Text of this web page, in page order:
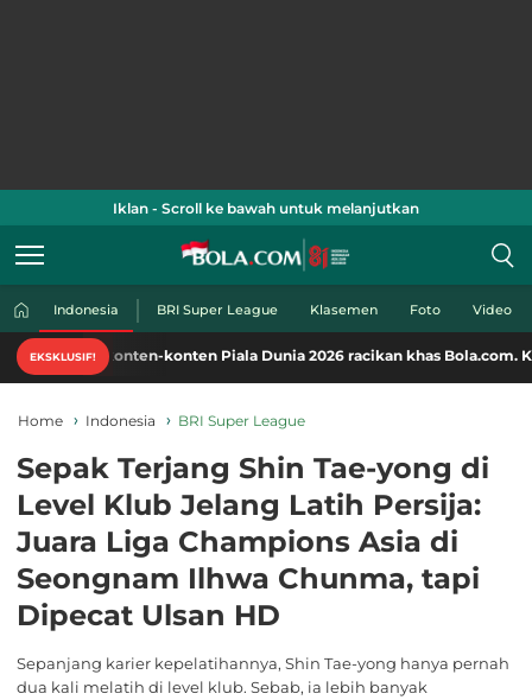
Iklan - Scroll ke bawah untuk melanjutkan
Indonesia BRI Super League Klasemen Foto Video
EKSKLUSIF!
konten Piala Dunia 2026 racikan khas Bola.com. Klik di sini!
Home Indonesia BRI Super League
Sepak Terjang Shin Tae-yong di
Level Klub Jelang Latih Persija:
Juara Liga Champions Asia di
Seongnam Ilhwa Chunma, tapi
Dipecat Ulsan HD
Sepanjang karier kepelatihannya, Shin Tae-yong hanya pernah
dua kali melatih di level klub. Sebab, ia lebih banyak